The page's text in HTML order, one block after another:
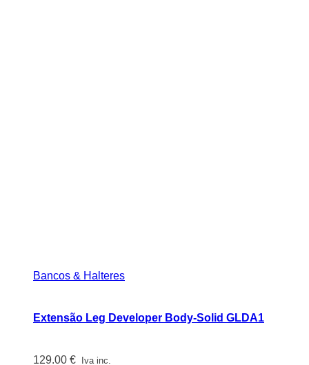
Bancos & Halteres
Extensão Leg Developer Body-Solid GLDA1
129.00 € Iva inc.